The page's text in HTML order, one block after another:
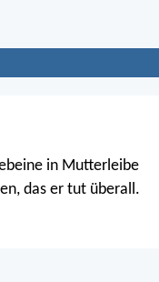
in Mutterleibe
das er tut überall.